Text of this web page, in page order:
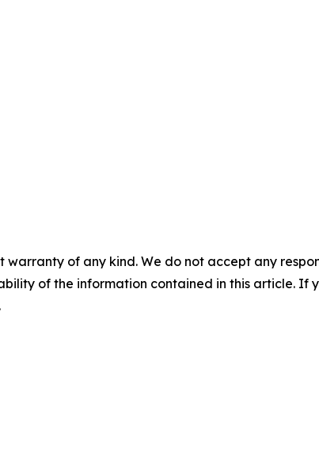
warranty of any kind. We do not accept any
of the information contained in this article. If